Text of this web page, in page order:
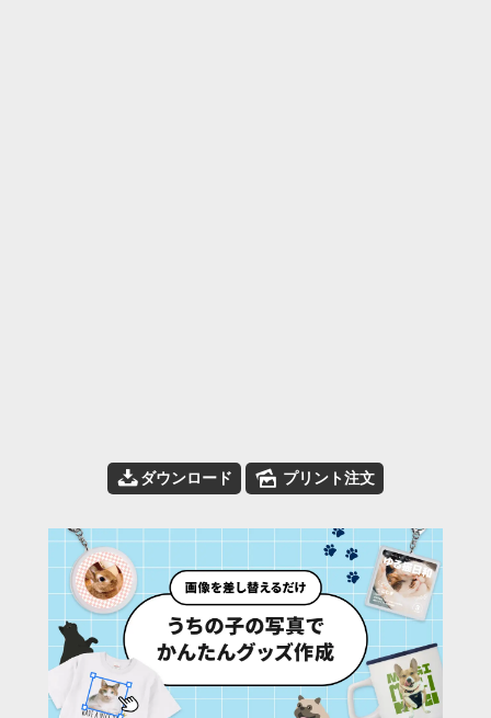
📥ダウンロード 🌄 プリント注文